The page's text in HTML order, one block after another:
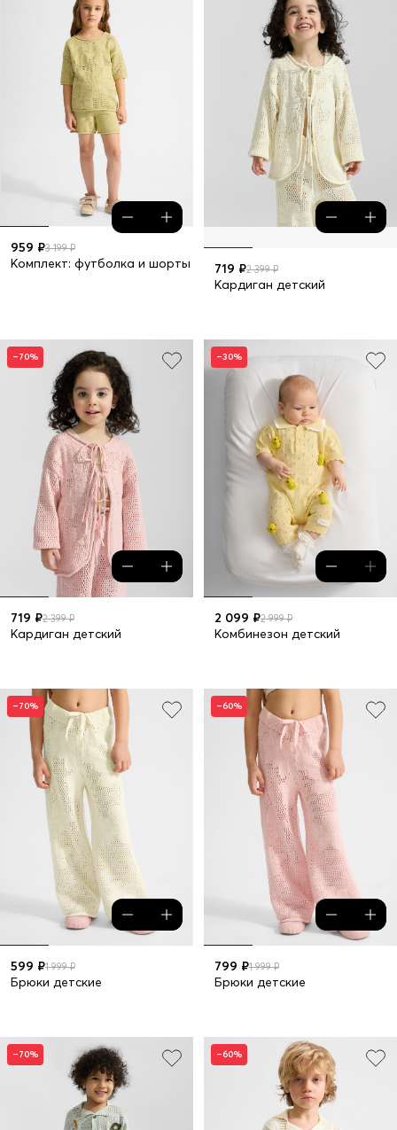
959 ₽3 199 ₽
Комплект: футболка и шорты 719 ₽2 399 ₽
Кардиган детский
–70%
719 ₽2 399 ₽
Кардиган детский
–30%
2 099 ₽2 999 ₽
Комбинезон детский
–70%
599 ₽1 999 ₽
Брюки детские
–60%
799 ₽1 999 ₽
Брюки детские
–70% –60%